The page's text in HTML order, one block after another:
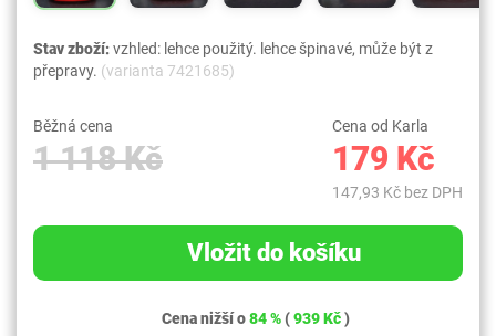
Stav zboží:vzhled: lehce použitý. lehce špinavé, může být z
přepravy. (varianta 7421685)
Běžná cena
1 118 Kč
Cena od Karla
179 Kč
147,93 Kč bez DPH
Vložit do košíku
Cena nižší o84 %(939 Kč)